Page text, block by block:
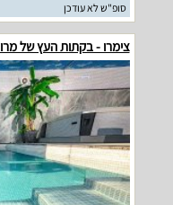
סופ"ש לא עודכן
צימרו - בקתות העץ של מרו